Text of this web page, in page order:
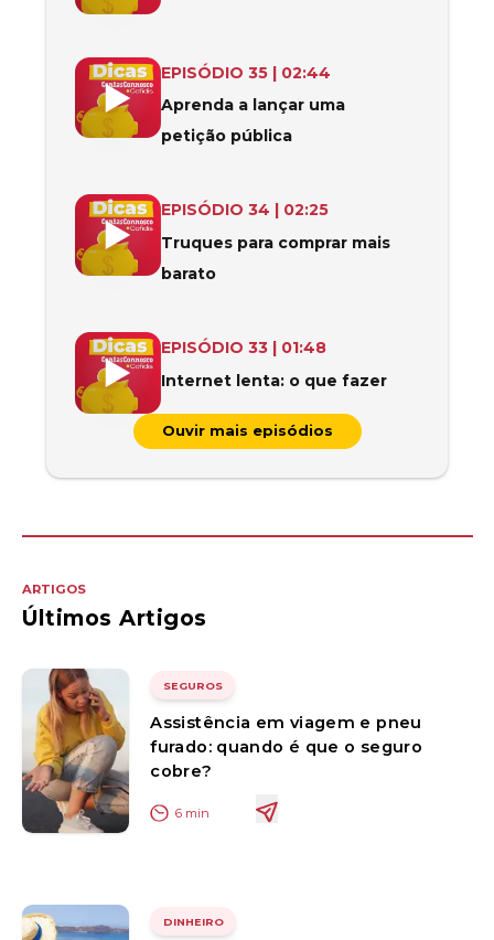
EPISÓDIO 35 | 02:44
Aprenda a lançar uma
petição pública
Lançar uma petição pública é um exercício de
EPISÓDIO 34 | 02:25
Truques para comprar mais
barato
Com o aumento dos preços provocados pela
EPISÓDIO 33 | 01:48
Internet lenta: o que fazer
A internet lenta é um problema que afeta muitos
Ouvir mais episódios
ARTIGOS
Últimos Artigos
SEGUROS
Assistência em viagem e pneu
furado: quando é que o seguro
cobre?
6 min
DINHEIRO